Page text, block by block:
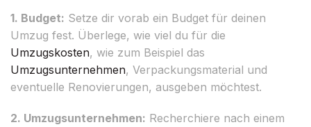
1. Budget: Setze dir vorab ein Budget für deinen
Umzug fest. Überlege, wie viel du für die
Umzugskosten, wie zum Beispiel das
Umzugsunternehmen, Verpackungsmaterial und
eventuelle Renovierungen, ausgeben möchtest.
2. Umzugsunternehmen: Recherchiere nach einem